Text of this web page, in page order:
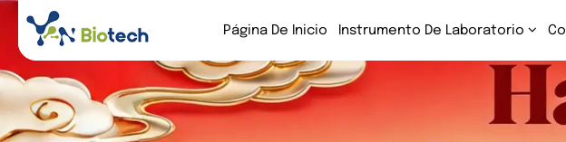
Página De Inicio Instrumento De Laboratorio